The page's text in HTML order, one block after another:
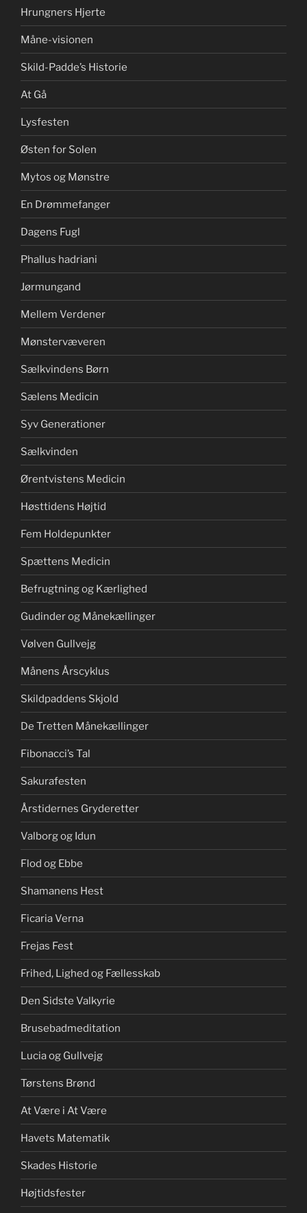
Hrungners Hjerte
Måne-visionen
Skild-Padde’s Historie
At Gå
Lysfesten
Østen for Solen
Mytos og Mønstre
En Drømmefanger
Dagens Fugl
Phallus hadriani
Jørmungand
Mellem Verdener
Mønstervæveren
Sælkvindens Børn
Sælens Medicin
Syv Generationer
Sælkvinden
Ørentvistens Medicin
Høsttidens Højtid
Fem Holdepunkter
Spættens Medicin
Befrugtning og Kærlighed
Gudinder og Månekællinger
Vølven Gullvejg
Månens Årscyklus
Skildpaddens Skjold
De Tretten Månekællinger
Fibonacci’s Tal
Sakurafesten
Årstidernes Gryderetter
Valborg og Idun
Flod og Ebbe
Shamanens Hest
Ficaria Verna
Frejas Fest
Frihed, Lighed og Fællesskab
Den Sidste Valkyrie
Brusebadmeditation
Lucia og Gullvejg
Tørstens Brønd
At Være i At Være
Havets Matematik
Skades Historie
Højtidsfester